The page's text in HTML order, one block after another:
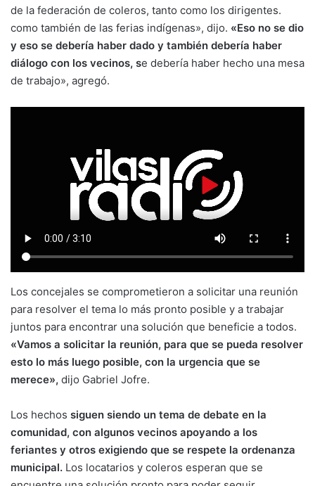
de la federación de coleros, tanto como los dirigentes.
como también de las ferias indígenas», dijo. «Eso no se dio
y eso se debería haber dado y también debería haber
diálogo con los vecinos, se debería haber hecho una mesa
de trabajo», agregó.
Los concejales se comprometieron a solicitar una reunión
para resolver el tema lo más pronto posible y a trabajar
juntos para encontrar una solución que beneficie a todos.
«Vamos a solicitar la reunión, para que se pueda resolver
esto lo más luego posible, con la urgencia que se
merece», dijo Gabriel Jofre.
Los hechos siguen siendo un tema de debate en la
comunidad, con algunos vecinos apoyando a los
feriantes y otros exigiendo que se respete la ordenanza
municipal. Los locatarios y coleros esperan que se